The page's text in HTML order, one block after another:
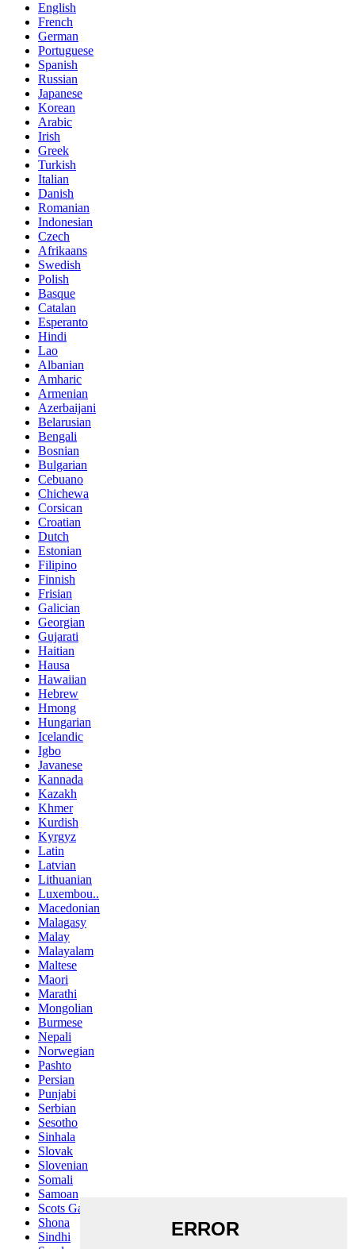
English
French
German
Portuguese
Spanish
Russian
Japanese
Korean
Arabic
Irish
Greek
Turkish
Italian
Danish
Romanian
Indonesian
Czech
Afrikaans
Swedish
Polish
Basque
Catalan
Esperanto
Hindi
Lao
Albanian
Amharic
Armenian
Azerbaijani
Belarusian
Bengali
Bosnian
Bulgarian
Cebuano
Chichewa
Corsican
Croatian
Dutch
Estonian
Filipino
Finnish
Frisian
Galician
Georgian
Gujarati
Haitian
Hausa
Hawaiian
Hebrew
Hmong
Hungarian
Icelandic
Igbo
Javanese
Kannada
Kazakh
Khmer
Kurdish
Kyrgyz
Latin
Latvian
Lithuanian
Luxembou..
Macedonian
Malagasy
Malay
Malayalam
Maltese
Maori
Marathi
Mongolian
Burmese
Nepali
Norwegian
Pashto
Persian
Punjabi
Serbian
Sesotho
Sinhala
Slovak
Slovenian
Somali
Samoan
Scots Gaelic
Shona
Sindhi